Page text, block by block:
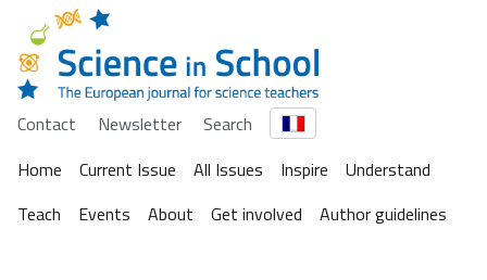
Contact Newsletter
Search
Home
Current Issue All Issues Inspire
Understand
Teach
Events About Get involved Author guidelines